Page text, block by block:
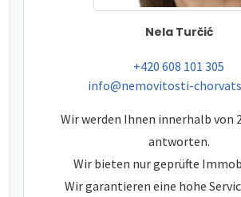
Nela Turčić
tel:
+420 608 101 305
e-mail:
info@nemovitosti-
Wir werden Ihnen innerhalb von
antworten.
Wir bieten nur geprüfte
Wir garantieren eine hohe